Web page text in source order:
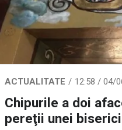
ACTUALITATE 12:58 / 04/
Chipurile a doi
pereţii unei